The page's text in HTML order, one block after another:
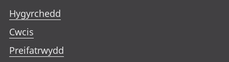
Hygyrchedd
Cwcis
Preifatrwydd